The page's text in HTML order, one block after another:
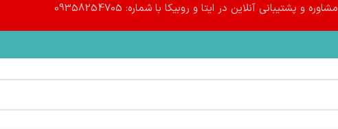
مشاوره و پشتیبانی آنلاین در ایتا و روبیکا با شماره: 09358254705